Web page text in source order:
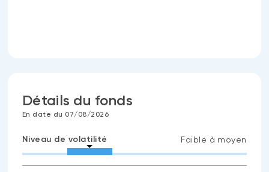
Détails du fonds
En date du 07/08/2026
Niveau de volatilité Faible à moyen